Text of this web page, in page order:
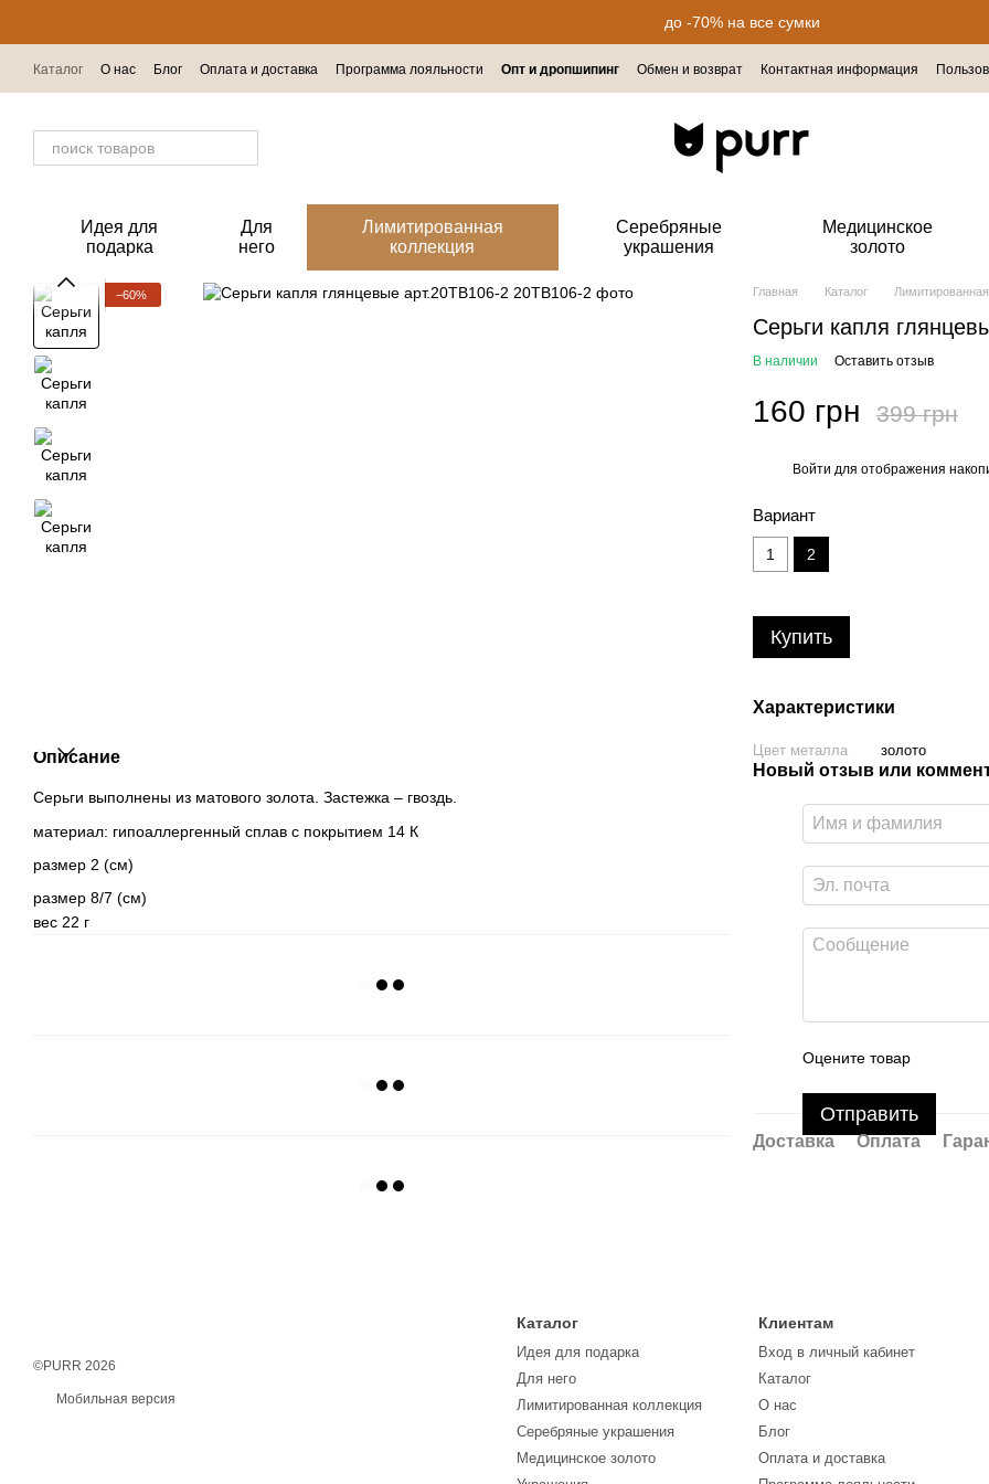
до -70% на все сумки
Каталог О нас Блог Оплата и доставка Программа лояльности Опт и дропшипинг Обмен и возврат Контактная информация
Отзывы о магазине
Идея для
подарка
Для
него
Лимитированная
коллекция
Серебряные
украшения
Медицинское
золото
−60%
Описание
Серьги выполнены из матового золота. Застежка – гвоздь.
материал: гипоаллергенный сплав с покрытием 14 К
размер 2 (см)
размер 8/7 (см)
вес 22 г
Главная Каталог
Серьги капля
В наличии Оставить отзыв
160 грн 399 грн
Войти для отображения
Вариант
1 2
Купить
Характеристики
Цвет металла золото
Новый отзыв или
Оцените товар
Отправить
Доставка Оплата
©PURR 2026
Мобильная версия
Каталог
Идея для подарка
Для него
Лимитированная коллекция
Серебряные украшения
Медицинское золото
Клиентам
Вход в личный кабинет
Каталог
О нас
Блог
Оплата и доставка